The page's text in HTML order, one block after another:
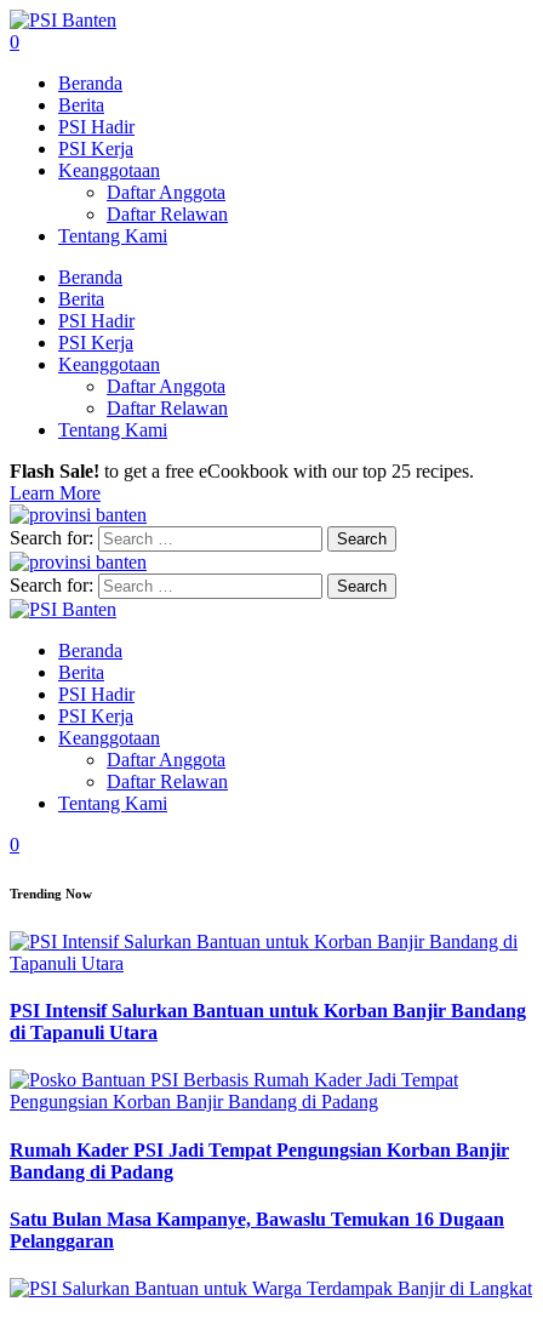
0
Beranda
Berita
PSI Hadir
PSI Kerja
Keanggotaan
Daftar Anggota
Daftar Relawan
Tentang Kami
Beranda
Berita
PSI Hadir
PSI Kerja
Keanggotaan
Daftar Anggota
Daftar Relawan
Tentang Kami
Flash Sale! to get a free eCookbook with our top 25 recipes.
Learn More
Search for:
Search for:
Beranda
Berita
PSI Hadir
PSI Kerja
Keanggotaan
Daftar Anggota
Daftar Relawan
Tentang Kami
0
Trending Now
PSI Intensif Salurkan Bantuan untuk Korban Banjir Bandang
di Tapanuli Utara
Rumah Kader PSI Jadi Tempat Pengungsian Korban Banjir
Bandang di Padang
Satu Bulan Masa Kampanye, Bawaslu Temukan 16 Dugaan
Pelanggaran